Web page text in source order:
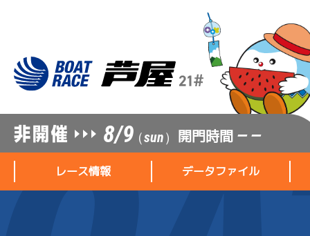
8/9（sun） 開門時間 — —
レース情報 データファイル